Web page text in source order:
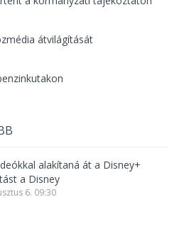
átvilágítását
alakítaná át a Disney+
a Disney
6. 09:30